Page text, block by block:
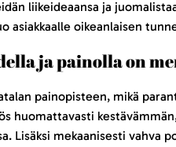
liikeideaansa ja
asiakkaalle oikeanlaisen
ja painolla on
painopisteen, mikä
huomattavasti
Lisäksi mekaanisesti vahva